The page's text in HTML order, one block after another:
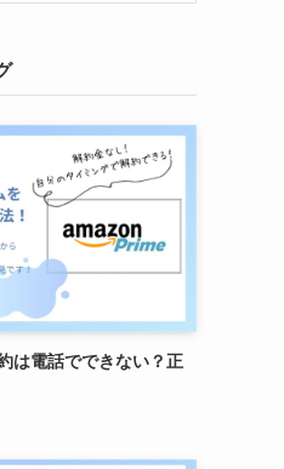
は電話でできない？正